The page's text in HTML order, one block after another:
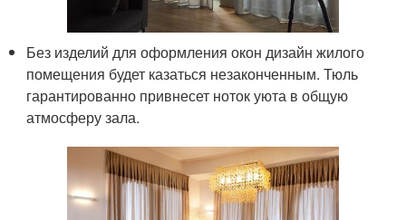
Без изделий для оформления окон дизайн жилого
помещения будет казаться незаконченным. Тюль
гарантированно привнесет ноток уюта в общую
атмосферу зала.